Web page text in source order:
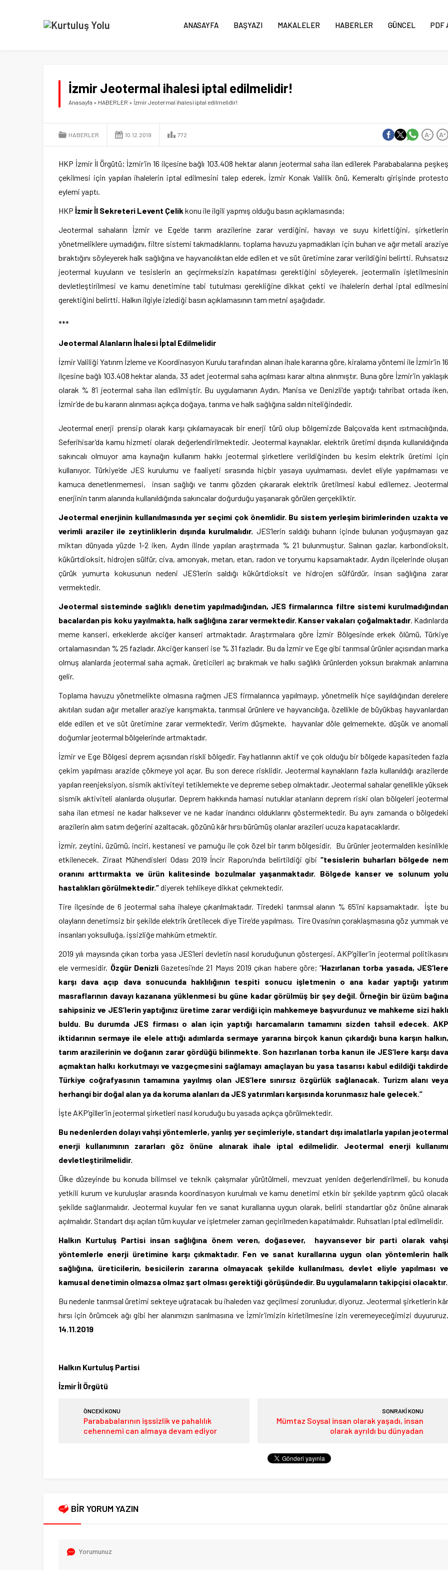
ANASAYFA BAŞYAZI MAKALELER HABERLER GÜNCEL PDF
İzmir Jeotermal ihalesi iptal edilmelidir!
Anasayfa » HABERLER » İzmir Jeotermal ihalesi iptal edilmelidir!
HABERLER 10.12.2019 772 A+
A-
HKP İzmir İl Örgütü; İzmir’in 16 ilçesine bağlı 103.408 hektar alanın jeotermal saha ilan edilerek Parababalarına peşkeş
çekilmesi için yapılan ihalelerin iptal edilmesini talep ederek, İzmir Konak Valilik önü, Kemeraltı girişinde protesto
eylemi yaptı.
HKP İzmir İl Sekreteri Levent Çelik konu ile ilgili yapmış olduğu basın açıklamasında;
Jeotermal sahaların İzmir ve Ege’de tarım arazilerine zarar verdiğini, havayı ve suyu kirlettiğini, şirketlerin
yönetmeliklere uymadığını, filtre sistemi takmadıklarını, toplama havuzu yapmadıkları için buharı ve ağır metali araziye
bıraktığını söyleyerek halk sağlığına ve hayvancılıktan elde edilen et ve süt üretimine zarar verildiğini belirtti. Ruhsatsız
jeotermal kuyuların ve tesislerin an geçirmeksizin kapatılması gerektiğini söyleyerek, jeotermalin işletilmesinin
devletleştirilmesi ve kamu denetimine tabi tutulması gerekliğine dikkat çekti ve ihalelerin derhal iptal edilmesini
gerektiğini belirtti. Halkın ilgiyle izlediği basın açıklamasının tam metni aşağıdadır.
***
Jeotermal Alanların İhalesi İptal Edilmelidir
İzmir Valiliği Yatırım İzleme ve Koordinasyon Kurulu tarafından alınan ihale kararına göre, kiralama yöntemi ile İzmir’in 16
ilçesine bağlı 103.408 hektar alanda, 33 adet jeotermal saha açılması karar altına alınmıştır. Buna göre İzmir’in yaklaşık
olarak % 8’i jeotermal saha ilan edilmiştir. Bu uygulamanın Aydın, Manisa ve Denizli’de yaptığı tahribat ortada iken,
İzmir’de de bu kararın alınması açıkça doğaya, tarıma ve halk sağlığına saldırı niteliğindedir.
Jeotermal enerji prensip olarak karşı çıkılamayacak bir enerji türü olup bölgemizde Balçova’da kent ısıtmacılığında,
Seferihisar’da kamu hizmeti olarak değerlendirilmektedir. Jeotermal kaynaklar, elektrik üretimi dışında kullanıldığında
sakıncalı olmuyor ama kaynağın kullanım hakkı jeotermal şirketlere verildiğinden bu kesim elektrik üretimi için
kullanıyor. Türkiye’de JES kurulumu ve faaliyeti sırasında hiçbir yasaya uyulmaması, devlet eliyle yapılmaması ve
kamuca denetlenmemesi, insan sağlığı ve tarımı gözden çıkararak elektrik üretilmesi kabul edilemez. Jeotermal
enerjinin tarım alanında kullanıldığında sakıncalar doğurduğu yaşanarak görülen gerçekliktir.
Jeotermal enerjinin kullanılmasında yer seçimi çok önemlidir. Bu sistem yerleşim birimlerinden uzakta ve
verimli araziler ile zeytinliklerin dışında kurulmalıdır. JES’lerin saldığı buharın içinde bulunan yoğuşmayan gaz
miktarı dünyada yüzde 1-2 iken, Aydın ilinde yapılan araştırmada % 21 bulunmuştur. Salınan gazlar, karbondioksit,
kükürtdioksit, hidrojen sülfür, civa, amonyak, metan, etan, radon ve toryumu kapsamaktadır. Aydın ilçelerinde oluşan
çürük yumurta kokusunun nedeni JES’lerin saldığı kükürtdioksit ve hidrojen sülfürdür, insan sağlığına zarar
vermektedir.
Jeotermal sisteminde sağlıklı denetim yapılmadığından, JES firmalarınca filtre sistemi kurulmadığından
bacalardan pis koku yayılmakta, halk sağlığına zarar vermektedir. Kanser vakaları çoğalmaktadır. Kadınlarda
meme kanseri, erkeklerde akciğer kanseri artmaktadır. Araştırmalara göre İzmir Bölgesinde erkek ölümü, Türkiye
ortalamasından % 25 fazladır. Akciğer kanseri ise % 31 fazladır. Bu da İzmir ve Ege gibi tarımsal ürünler açısından marka
olmuş alanlarda jeotermal saha açmak, üreticileri aç bırakmak ve halkı sağlıklı ürünlerden yoksun bırakmak anlamına
gelir.
Toplama havuzu yönetmelikte olmasına rağmen JES firmalarınca yapılmayıp, yönetmelik hiçe sayıldığından derelere
akıtılan sudan ağır metaller araziye karışmakta, tarımsal ürünlere ve hayvancılığa, özellikle de büyükbaş hayvanlardan
elde edilen et ve süt üretimine zarar vermektedir. Verim düşmekte, hayvanlar döle gelmemekte, düşük ve anomali
doğumlar jeotermal bölgelerinde artmaktadır.
İzmir ve Ege Bölgesi deprem açısından riskli bölgedir. Fay hatlarının aktif ve çok olduğu bir bölgede kapasiteden fazla
çekim yapılması arazide çökmeye yol açar. Bu son derece risklidir. Jeotermal kaynakların fazla kullanıldığı arazilerde
yapılan reenjeksiyon, sismik aktiviteyi tetiklemekte ve depreme sebep olmaktadır. Jeotermal sahalar genellikle yüksek
sismik aktiviteli alanlarda oluşurlar. Deprem hakkında hamasi nutuklar atanların deprem riski olan bölgeleri jeotermal
saha ilan etmesi ne kadar halksever ve ne kadar inandırıcı olduklarını göstermektedir. Bu aynı zamanda o bölgedeki
arazilerin alım satım değerini azaltacak, gözünü kâr hırsı bürümüş olanlar arazileri ucuza kapatacaklardır.
İzmir, zeytini, üzümü, inciri, kestanesi ve pamuğu ile çok özel bir tarım bölgesidir. Bu ürünler jeotermalden kesinlikle
etkilenecek. Ziraat Mühendisleri Odası 2019 İncir Raporu’nda belirtildiği gibi “tesislerin buharları bölgede nem
oranını arttırmakta ve ürün kalitesinde bozulmalar yaşanmaktadır. Bölgede kanser ve solunum yolu
hastalıkları görülmektedir.”diyerek tehlikeye dikkat çekmektedir.
Tire ilçesinde de 6 jeotermal saha ihaleye çıkarılmaktadır. Tiredeki tarımsal alanın % 65’ini kapsamaktadır. İşte bu
olayların denetimsiz bir şekilde elektrik üretilecek diye Tire’de yapılması, Tire Ovası’nın çoraklaşmasına göz yummak ve
insanları yoksulluğa, işsizliğe mahkûm etmektir.
2019 yılı mayısında çıkan torba yasa JES’leri devletin nasıl koruduğunun göstergesi, AKP’giller’in jeotermal politikasını
ele vermesidir. Özgür DenizliGazetesi’nde 21 Mayıs 2019 çıkan habere göre; “Hazırlanan torba yasada, JES’lere
karşı dava açıp dava sonucunda haklılığının tespiti sonucu işletmenin o ana kadar yaptığı yatırım
masraflarının davayı kazanana yüklenmesi bu güne kadar görülmüş bir şey değil. Örneğin bir üzüm bağına
sahipsiniz ve JES’lerin yaptığınız üretime zarar verdiği için mahkemeye başvurdunuz ve mahkeme sizi haklı
buldu. Bu durumda JES firması o alan için yaptığı harcamaların tamamını sizden tahsil edecek. AKP
iktidarının sermaye ile elele attığı adımlarda sermaye yararına birçok kanun çıkardığı buna karşın halkın,
tarım arazilerinin ve doğanın zarar gördüğü bilinmekte. Son hazırlanan torba kanun ile JES’lere karşı dava
açmaktan halkı korkutmayı ve vazgeçmesini sağlamayı amaçlayan bu yasa tasarısı kabul edildiği takdirde
Türkiye coğrafyasının tamamına yayılmış olan JES’lere sınırsız özgürlük sağlanacak. Turizm alanı veya
herhangi bir doğal alan ya da koruma alanları da JES yatırımları karşısında korunmasız hale gelecek.”
İşte AKP’giller’in jeotermal şirketleri nasıl koruduğu bu yasada açıkça görülmektedir.
Bu nedenlerden dolayı vahşi yöntemlerle, yanlış yer seçimleriyle, standart dışı imalatlarla yapılan jeotermal
enerji kullanımının zararları göz önüne alınarak ihale iptal edilmelidir. Jeotermal enerji kullanımı
devletleştirilmelidir.
Ülke düzeyinde bu konuda bilimsel ve teknik çalışmalar yürütülmeli, mevzuat yeniden değerlendirilmeli, bu konuda
yetkili kurum ve kuruluşlar arasında koordinasyon kurulmalı ve kamu denetimi etkin bir şekilde yaptırım gücü olacak
şekilde sağlanmalıdır. Jeotermal kuyular fen ve sanat kurallarına uygun olarak, belirli standartlar göz önüne alınarak
açılmalıdır. Standart dışı açılan tüm kuyular ve işletmeler zaman geçirilmeden kapatılmalıdır. Ruhsatları iptal edilmelidir.
Halkın Kurtuluş Partisi insan sağlığına önem veren, doğasever, hayvansever bir parti olarak vahşi
yöntemlerle enerji üretimine karşı çıkmaktadır. Fen ve sanat kurallarına uygun olan yöntemlerin halk
sağlığına, üreticilerin, besicilerin zararına olmayacak şekilde kullanılması, devlet eliyle yapılması ve
kamusal denetimin olmazsa olmaz şart olması gerektiği görüşündedir. Bu uygulamaların takipçisi olacaktır.
Bu nedenle tarımsal üretimi sekteye uğratacak bu ihaleden vaz geçilmesi zorunludur, diyoruz. Jeotermal şirketlerin kâr
hırsı için örümcek ağı gibi her alanımızın sarılmasına ve İzmir’imizin kirletilmesine izin veremeyeceğimizi duyururuz.
14.11.2019
Halkın Kurtuluş Partisi
İzmir İl Örgütü
ÖNCEKİ KONU
Parababalarının işssizlik ve pahalılık
cehennemi can almaya devam ediyor
SONRAKİ KONU
Mümtaz Soysal insan olarak yaşadı, insan
olarak ayrıldı bu dünyadan
BİR YORUM YAZIN